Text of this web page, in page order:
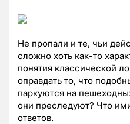
Не пропали и те, чьи
сложно хоть как-то
понятия классической
оправдать то, что
паркуются на
они преследуют? Что
ответов.